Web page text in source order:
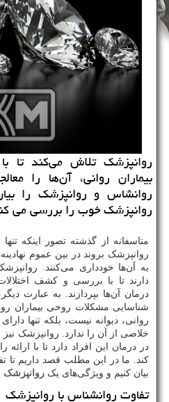
روانپزشك تلاش می‌كند تا
بیماران روانی، آن‌ها را
روانشاس و روانپزشك را
روانپزشك خوب را بررسی می
متاسفانه از گذشته تصور اینکه تنها
روانپزشک بروند در بین عموم
به آن‌ها خودداری می‌کنند.
دارند تا با بررسی و کشف
درمان آن‌ها بپردازند. به عبارت
شناسایی مشکلات روحی بیماران
روانی، دیوانه نیست، بلکه تنها
خلاصی از آن را ندارد. روانپزشک
در درمان این افراد دارد تا با
کند. ما در این مطلب قصد داریم تا
بیان کنیم و ویژگی‌های یک
تفاوت روانشناس با روانپزشک